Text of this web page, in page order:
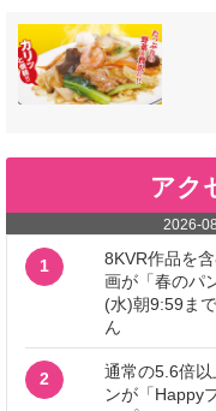
アク
2026-
1
8KVR作品を
画が「春のパ
(水)朝9:59ま
ん
2
通常の5.6倍
ンが「Happy